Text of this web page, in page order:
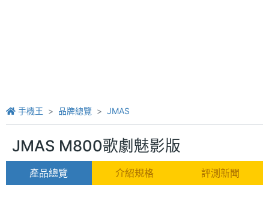
手機王 品牌總覽 JMAS
JMAS M800歌劇魅影版
產品總覽 介紹規格 評測新聞